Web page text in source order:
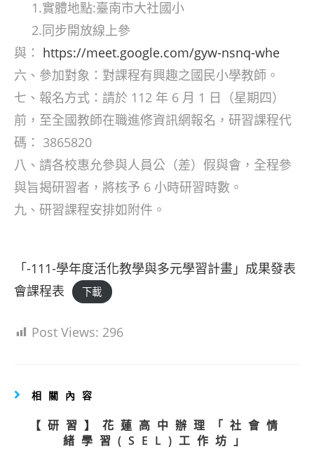
1.實體地點:臺南市大社國小
2.同步開放線上參
與： https://meet.google.com/gyw-nsnq-whe
六、參加對象：對課程有興趣之國民小學教師。
七、報名方式：請於 112 年 6 月 1 日（星期四）
前，至全國教師在職進修資訊網報名，研習課程代
碼： 3865820
八、請各校惠允參與人員公（差）假與會，全程參
與旨揭研習者，將核予 6 小時研習時數。
九、研習課程安排如附件。
「-111-學年度活化教學與多元學習計畫」成果發表
會課程表
下載
Post Views: 296
相關內容
【研習】花蓮高中辦理「社會情
緒學習(SEL)工作坊」